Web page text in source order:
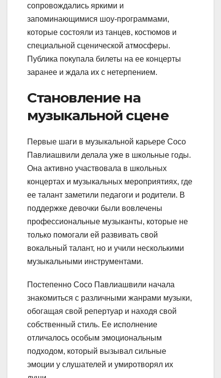
сопровождались яркими и
запоминающимися шоу-программами,
которые состояли из танцев, костюмов и
специальной сценической атмосферы.
Публика покупала билеты на ее концерты
заранее и ждала их с нетерпением.
Становление на
музыкальной сцене
Первые шаги в музыкальной карьере Сосо
Павлиашвили делала уже в школьные годы.
Она активно участвовала в школьных
концертах и музыкальных мероприятиях, где
ее талант заметили педагоги и родители. В
поддержке девочки были вовлечены
профессиональные музыканты, которые не
только помогали ей развивать свой
вокальный талант, но и учили несколькими
музыкальными инструментами.
Постепенно Сосо Павлиашвили начала
знакомиться с различными жанрами музыки,
обогащая свой репертуар и находя свой
собственный стиль. Ее исполнение
отличалось особым эмоциональным
подходом, который вызывал сильные
эмоции у слушателей и умиротворял их